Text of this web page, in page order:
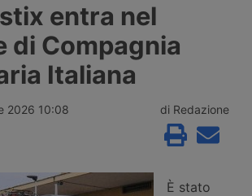
dei tempi per i cantieri e la
apertura all’esercizio del
dei raccordi con la galleria
Brennero. Ora si parla del
nel 2043.
entra nel
di Compagnia
Italiana
2026 10:08 di Redazione
È stato